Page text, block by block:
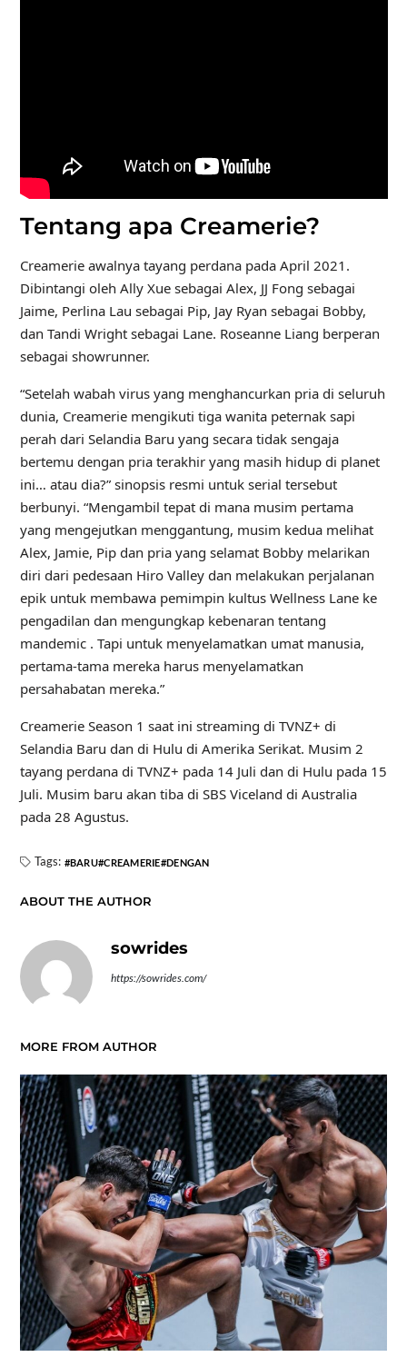
Tentang apa Creamerie?
Creamerie awalnya tayang perdana pada April 2021.
Dibintangi oleh Ally Xue sebagai Alex, JJ Fong sebagai
Jaime, Perlina Lau sebagai Pip, Jay Ryan sebagai Bobby,
dan Tandi Wright sebagai Lane. Roseanne Liang berperan
sebagai showrunner.
“Setelah wabah virus yang menghancurkan pria di seluruh
dunia, Creamerie mengikuti tiga wanita peternak sapi
perah dari Selandia Baru yang secara tidak sengaja
bertemu dengan pria terakhir yang masih hidup di planet
ini… atau dia?” sinopsis resmi untuk serial tersebut
berbunyi. “Mengambil tepat di mana musim pertama
yang mengejutkan menggantung, musim kedua melihat
Alex, Jamie, Pip dan pria yang selamat Bobby melarikan
diri dari pedesaan Hiro Valley dan melakukan perjalanan
epik untuk membawa pemimpin kultus Wellness Lane ke
pengadilan dan mengungkap kebenaran tentang
mandemic . Tapi untuk menyelamatkan umat manusia,
pertama-tama mereka harus menyelamatkan
persahabatan mereka.”
Creamerie Season 1 saat ini streaming di TVNZ+ di
Selandia Baru dan di Hulu di Amerika Serikat. Musim 2
tayang perdana di TVNZ+ pada 14 Juli dan di Hulu pada 15
Juli. Musim baru akan tiba di SBS Viceland di Australia
pada 28 Agustus.
Tags: BARU CREAMERIE DENGAN
ABOUT THE AUTHOR
sowrides
https://sowrides.com/
MORE FROM AUTHOR